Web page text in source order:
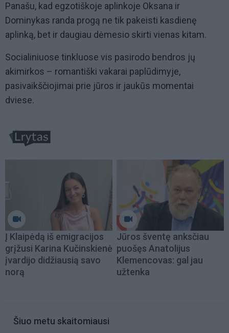
Panašu, kad egzotiškoje aplinkoje Oksana ir
Dominykas randa progą ne tik pakeisti kasdienę
aplinką, bet ir daugiau dėmesio skirti vienas kitam.
Socialiniuose tinkluose vis pasirodo bendros jų
akimirkos – romantiški vakarai paplūdimyje,
pasivaikščiojimai prie jūros ir jaukūs momentai
dviese.
Į Klaipėdą iš emigracijos
grįžusi Karina Kučinskienė
įvardijo didžiausią savo
norą
Jūros šventę anksčiau
puošęs Anatolijus
Klemencovas: gal jau
užtenka
Šiuo metu skaitomiausi